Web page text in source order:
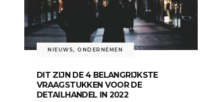
NIEUWS, ONDERNEMEN
DIT ZIJN DE 4 BELANGRIJKSTE
VRAAGSTUKKEN VOOR DE
DETAILHANDEL IN 2022